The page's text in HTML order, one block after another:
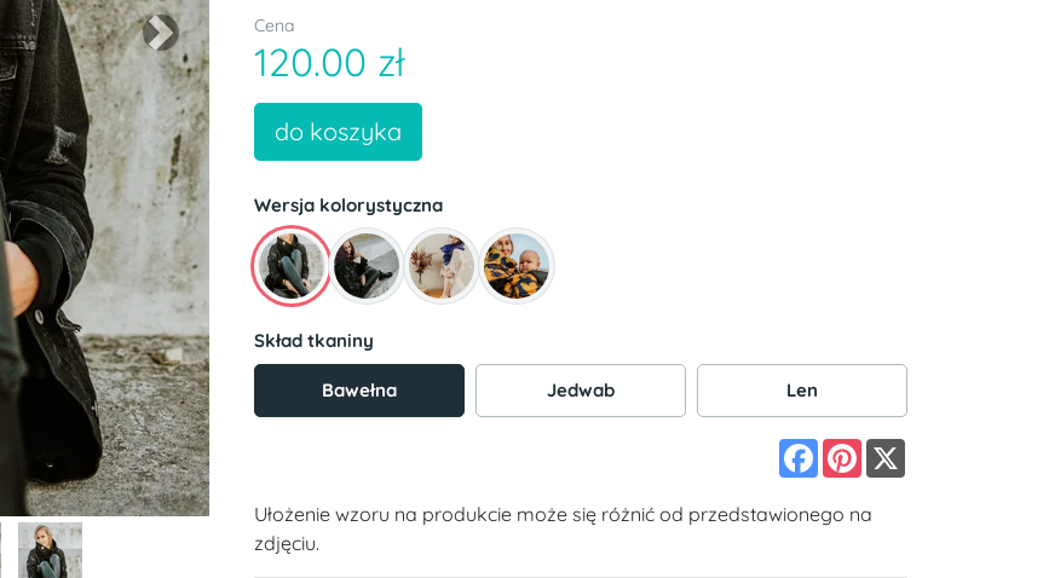
Next
Cena
120.00 zł
do koszyka
Wersja kolorystyczna
Skład tkaniny
Bawełna Jedwab Len
Facebook
Pinterest
Ułożenie wzoru na produkcie może się różnić od przedstawionego na
zdjęciu.